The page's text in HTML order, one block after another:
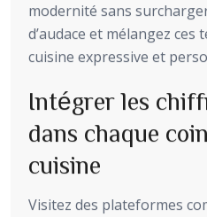
modernité sans
d’audace et mélangez
cuisine expressive et
Intégrer les
dans chaque
cuisine
Visitez des plateformes